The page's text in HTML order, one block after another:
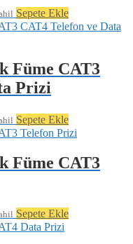
Sepete Ekle
Füme CAT3
Prizi
Sepete Ekle
Füme CAT3
Sepete Ekle